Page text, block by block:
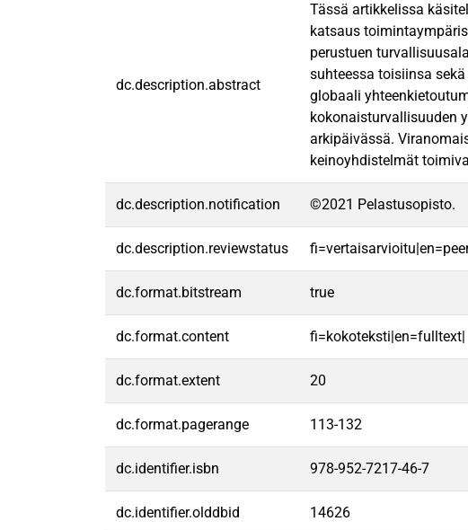
dc.description.abstract
Tässä artikkelissa
katsaus
perustuen
suhteessa toisiinsa
globaali
kokonaisturvallisuuden
arkipäivässä.
keinoyhdistelmät
dc.description.notification ©2021 Pelastusopisto.
dc.description.reviewstatus
dc.format.bitstream true
dc.format.content fi=kokoteksti|en=fulltext|
dc.format.extent 20
dc.format.pagerange 113-132
dc.identifier.isbn 978-952-7217-46-7
dc.identifier.olddbid 14626